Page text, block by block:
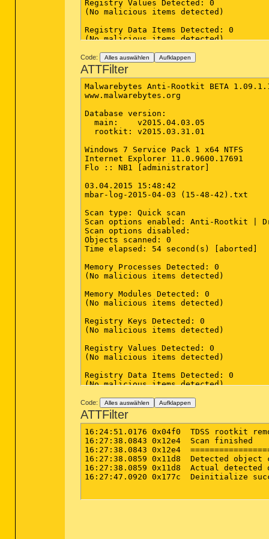
Registry Values Detected: 0
(No malicious items detected)
Registry Data Items Detected: 0
(No malicious items detected)
Folders Detected: 0
(No malicious items detected)
Files Detected: 0
(No malicious items detected)
Physical Sectors Detected: 0
(No malicious items detected)
Code: Alles auswählen Aufklappen
ATTFilter
Malwarebytes Anti-Rootkit BETA
www.malwarebytes.org
Database version:
  main:    v2015.04.03.05
  rootkit: v2015.03.31.01
Windows 7 Service Pack 1 x64 NTFS
Internet Explorer 11.0.9600.17691
Flo :: NB1 [administrator]
03.04.2015 15:48:42
mbar-log-2015-04-03 (15-48-42).txt
Scan type: Quick scan
Scan options enabled: Anti-Rootkit |
Scan options disabled:
Objects scanned: 0
Time elapsed: 54 second(s) [aborted]
Memory Processes Detected: 0
(No malicious items detected)
Memory Modules Detected: 0
(No malicious items detected)
Registry Keys Detected: 0
(No malicious items detected)
Registry Values Detected: 0
(No malicious items detected)
Registry Data Items Detected: 0
(No malicious items detected)
Folders Detected: 0
(No malicious items detected)
Files Detected: 0
(No malicious items detected)
Physical Sectors Detected: 0
(No malicious items detected)
Code: Alles auswählen Aufklappen
ATTFilter
16:24:51.0176 0x04f0  TDSS rootkit
16:27:38.0843 0x12e4  Scan finished
16:27:38.0843 0x12e4
16:27:38.0859 0x11d8  Detected object
16:27:38.0859 0x11d8  Actual
16:27:47.0920 0x177c  Deinitialize